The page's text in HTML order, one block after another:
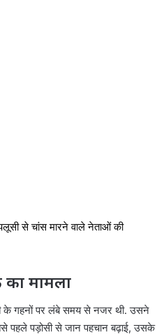
से चांस मारने वाले नेताओं की
मामला
के गहनों पर लंबे समय से नजर थी. उसने
पहले पड़ोसी से जान पहचान बढ़ाई, उसके